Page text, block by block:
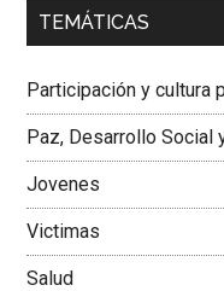
Dra. Carolina Corcho
Colombiana
TEMÁTICAS
Participación y cultura
Paz, Desarrollo Social
Jovenes
Victimas
Salud